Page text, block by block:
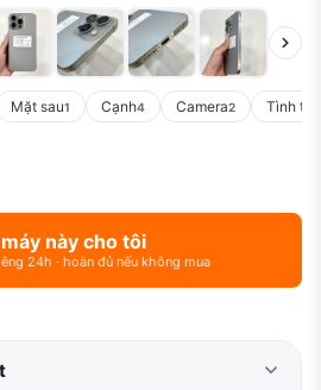
Mặt sau1 Cạnh4 Camera2 Tình
này cho tôi
24h · hoàn đủ nếu không mua